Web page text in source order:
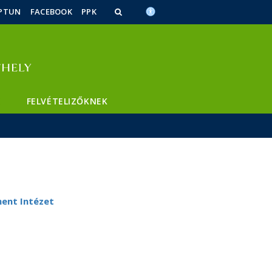
FACEBOOK PPK
FELVÉTELIZŐKNEK
Intézet